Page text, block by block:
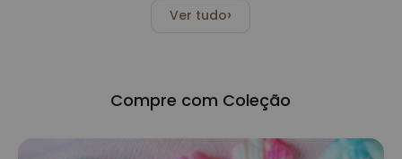
Ver tudo›
Compre com Coleção